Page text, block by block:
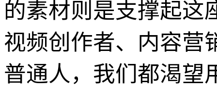
的素材则是支撑起这
视频创作者、内容营
普通人，我们都渴望